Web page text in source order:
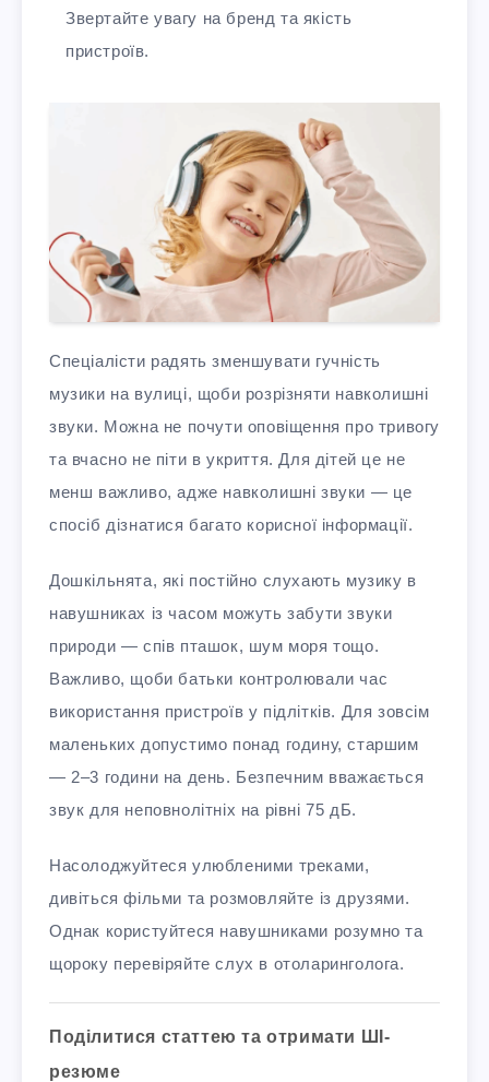
Звертайте увагу на бренд та якість
пристроїв.
Спеціалісти радять зменшувати гучність
музики на вулиці, щоби розрізняти навколишні
звуки. Можна не почути оповіщення про тривогу
та вчасно не піти в укриття. Для дітей це не
менш важливо, адже навколишні звуки — це
спосіб дізнатися багато корисної інформації.
Дошкільнята, які постійно слухають музику в
навушниках із часом можуть забути звуки
природи — спів пташок, шум моря тощо.
Важливо, щоби батьки контролювали час
використання пристроїв у підлітків. Для зовсім
маленьких допустимо понад годину, старшим
— 2–3 години на день. Безпечним вважається
звук для неповнолітніх на рівні 75 дБ.
Насолоджуйтеся улюбленими треками,
дивіться фільми та розмовляйте із друзями.
Однак користуйтеся навушниками розумно та
щороку перевіряйте слух в отоларинголога.
Поділитися статтею та отримати ШІ-
резюме